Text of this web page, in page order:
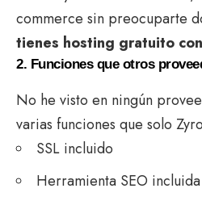
commerce sin preocuparte
tienes hosting gratuito
2. Funciones que otros
No he visto en ningún
varias funciones que solo
SSL incluido
Herramienta SEO incluida